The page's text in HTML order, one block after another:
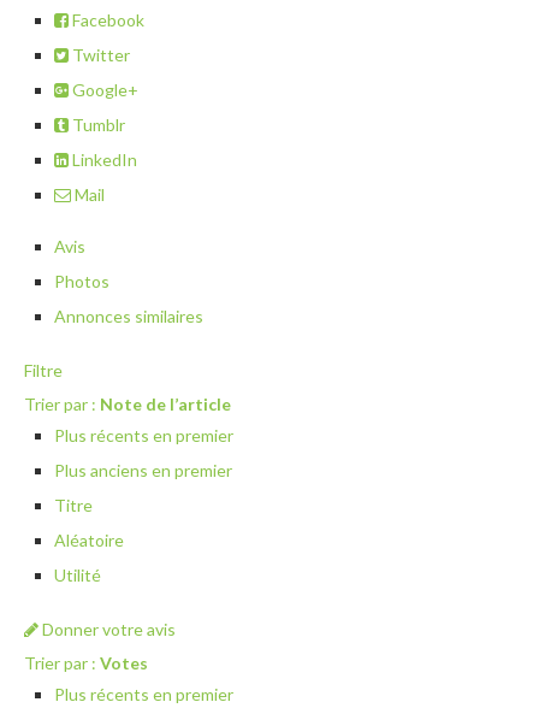
Facebook
Twitter
Google+
Tumblr
LinkedIn
Mail
Avis
Photos
Annonces similaires
Filtre
Trier par : Note de l’article
Plus récents en premier
Plus anciens en premier
Titre
Aléatoire
Utilité
Donner votre avis
Trier par : Votes
Plus récents en premier